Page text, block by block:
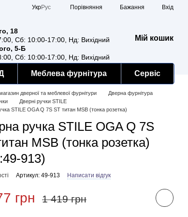
УкрРус Порівняння Бажання Вхід
18
Сб: 10:00-17:00, Нд: Вихідний
5-Б
Сб: 10:00-17:00, Нд: Вихідний
Мій кошик
Меблева фурнітура Сервіс
дверної та меблевої фурнітури
Дверна фурнітура
Дверні ручки STILE
STILE OGA Q 7S ST титан MSB (тонка розетка)
ручка STILE OGA Q 7S
MSB (тонка розетка)
913)
Артикул: 49-913 Написати відгук
грн 1 419 грн